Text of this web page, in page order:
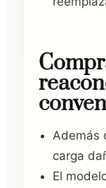
Además
carga
El